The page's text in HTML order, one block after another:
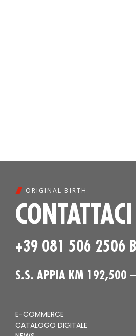
ORIGINAL BIRTH
CONTATTACI
+39 081 506 2506
S.S. APPIA KM 192,500 –
E-COMMERCE
CATALOGO DIGITALE